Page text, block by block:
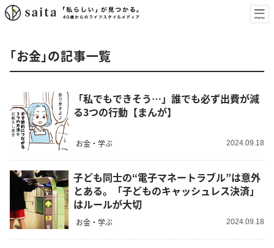
「お金」の記事一覧
「私でもできそう…」誰でも必ず出費が減
る3つの行動【まんが】
お金・学ぶ 2024.09.18
子ども同士の“電子マネートラブル”は意外
とある。「子どものキャッシュレス決済」
はルールが大切
お金・学ぶ 2024.09.18